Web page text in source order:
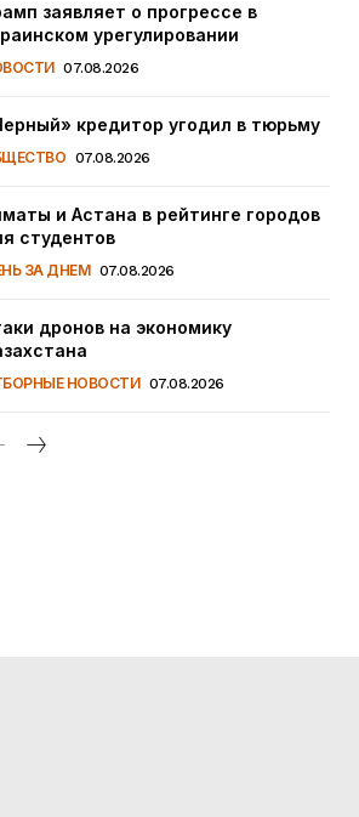
заявляет о прогрессе в
урегулировании
07.08.2026
кредитор угодил в тюрьму
07.08.2026
и Астана в рейтинге городов
студентов
ЗА ДНЕМ 07.08.2026
дронов на экономику
НОВОСТИ 07.08.2026